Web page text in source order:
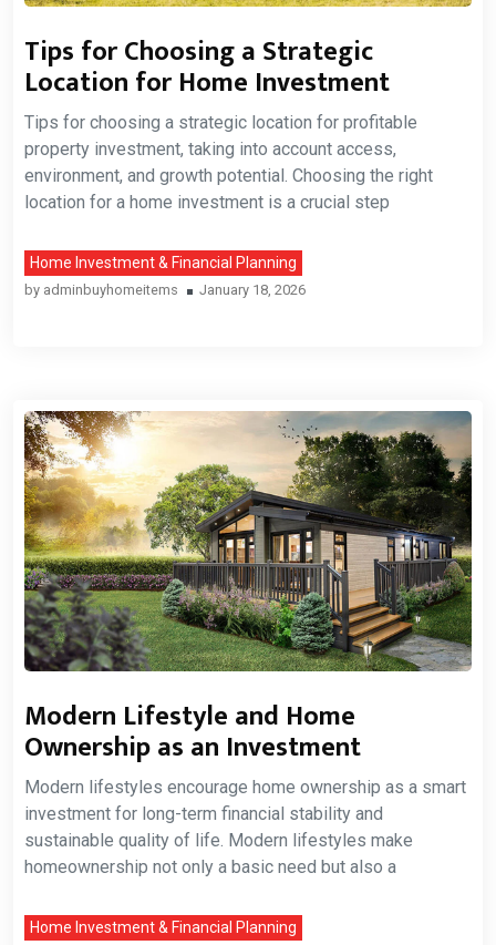
Tips for Choosing a Strategic
Location for Home Investment
Tips for choosing a strategic location for profitable
property investment, taking into account access,
environment, and growth potential. Choosing the right
location for a home investment is a crucial step
Home Investment & Financial Planning
by adminbuyhomeitems January 18, 2026
Modern Lifestyle and Home
Ownership as an Investment
Modern lifestyles encourage home ownership as a smart
investment for long-term financial stability and
sustainable quality of life. Modern lifestyles make
homeownership not only a basic need but also a
Home Investment & Financial Planning